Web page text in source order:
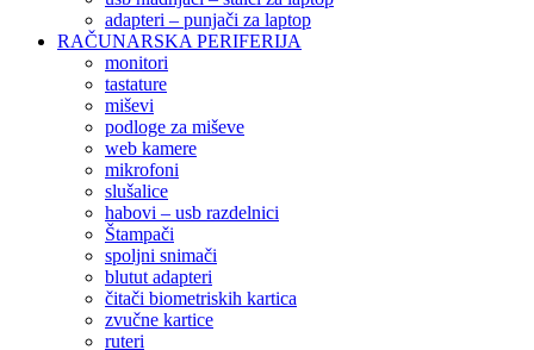
adapteri – punjači za laptop
RAČUNARSKA PERIFERIJA
monitori
tastature
miševi
podloge za miševe
web kamere
mikrofoni
slušalice
habovi – usb razdelnici
Štampači
spoljni snimači
blutut adapteri
čitači biometriskih kartica
zvučne kartice
ruteri